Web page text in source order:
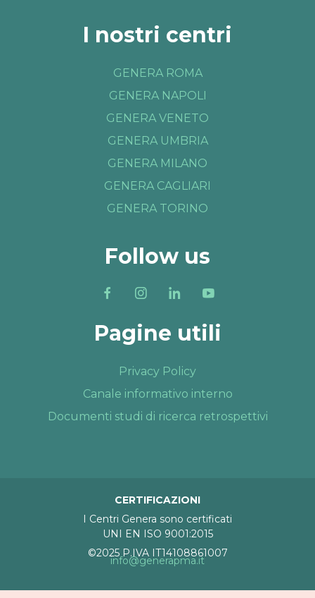
I nostri centri
GENERA ROMA
GENERA NAPOLI
GENERA VENETO
GENERA UMBRIA
GENERA MILANO
GENERA CAGLIARI
GENERA TORINO
Follow us
Pagine utili
Privacy Policy
Canale informativo interno
Documenti studi di ricerca retrospettivi
CERTIFICAZIONI
I Centri Genera sono certificati
UNI EN ISO 9001:2015
©2025 P.IVA IT14108861007
info@generapma.it